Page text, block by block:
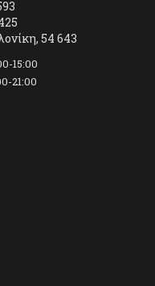
54 643
15:00
21:00